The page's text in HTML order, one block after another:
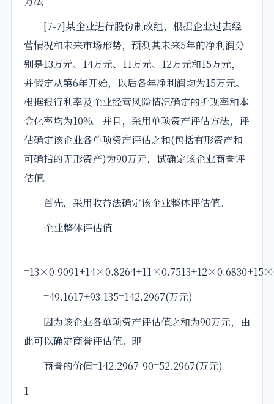
[7-7]某企业进行股份制改组，根据企业过去经
营情况和未来市场形势，预测其未来5年的净利润分
别是13万元、14万元、11万元、12万元和15万元，
并假定从第6年开始，以后各年净利润均为15万元。
根据银行利率及企业经营风险情况确定的折现率和本
金化率均为10%。并且，采用单项资产评估方法，评
估确定该企业各单项资产评估之和(包括有形资产和
可确指的无形资产)为90万元，试确定该企业商誉评
估值。
首先，采用收益法确定该企业整体评估值。
企业整体评估值
=49.1617+93.135=142.2967(万元)
因为该企业各单项资产评估值之和为90万元，由
此可以确定商誉评估值。即
商誉的价值=142.2967-90=52.2967(万元)
1